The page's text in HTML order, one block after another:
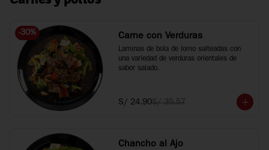
-30% Carne con Verduras
Laminas de bola de lomo salteadas con
una variedad de verduras orientales de
sabor salado.
S/ 24.90S/ 35.57
Chancho al Ajo